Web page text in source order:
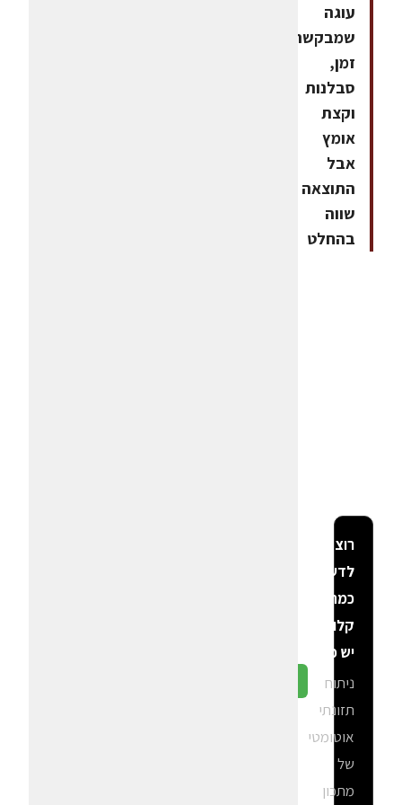
עוגה
שמבקשת
זמן,
סבלנות
וקצת
אומץ
אבל
התוצאה
שווה
בהחלט
רוצה
לדעת
כמה
קלוריות
יש פה?
ניתוח
תזונתי
אוטומטי
של
מתכון